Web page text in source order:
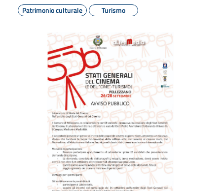
Patrimonio culturale
Turismo